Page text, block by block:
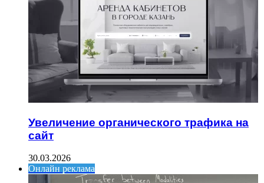
Увеличение органического трафика на
сайт
30.03.2026
Онлайн реклама